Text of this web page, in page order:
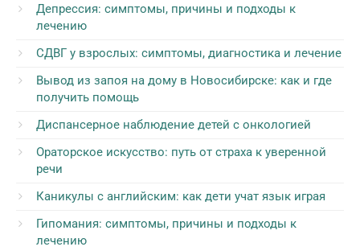
Депрессия: симптомы, причины и подходы к
лечению
СДВГ у взрослых: симптомы, диагностика и лечение
Вывод из запоя на дому в Новосибирске: как и где
получить помощь
Диспансерное наблюдение детей с онкологией
Ораторское искусство: путь от страха к уверенной
речи
Каникулы с английским: как дети учат язык играя
Гипомания: симптомы, причины и подходы к
лечению